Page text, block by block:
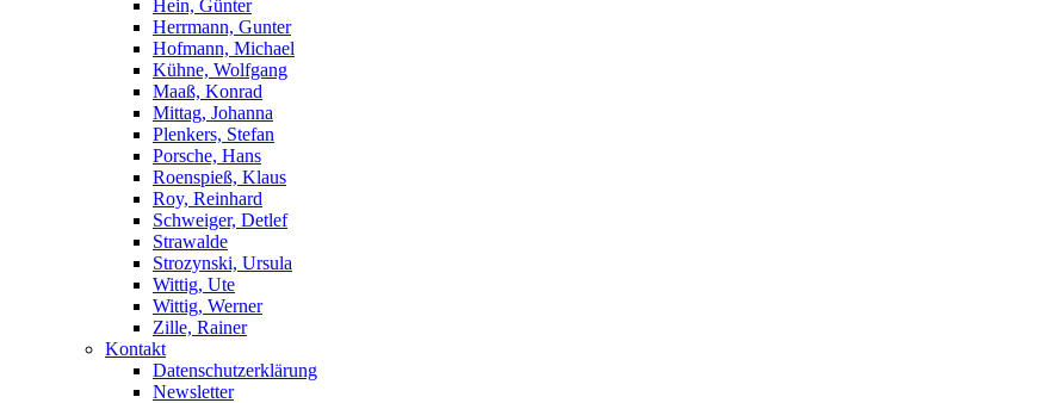
Hein, Günter
Herrmann, Gunter
Hofmann, Michael
Kühne, Wolfgang
Maaß, Konrad
Mittag, Johanna
Plenkers, Stefan
Porsche, Hans
Roenspieß, Klaus
Roy, Reinhard
Schweiger, Detlef
Strawalde
Strozynski, Ursula
Wittig, Ute
Wittig, Werner
Zille, Rainer
Kontakt
Datenschutzerklärung
Newsletter